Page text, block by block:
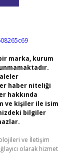
marka, kurum
haber niteliği
hakkında
ve kişiler ile isim
bilgiler
ve İletişim
olarak hizmet